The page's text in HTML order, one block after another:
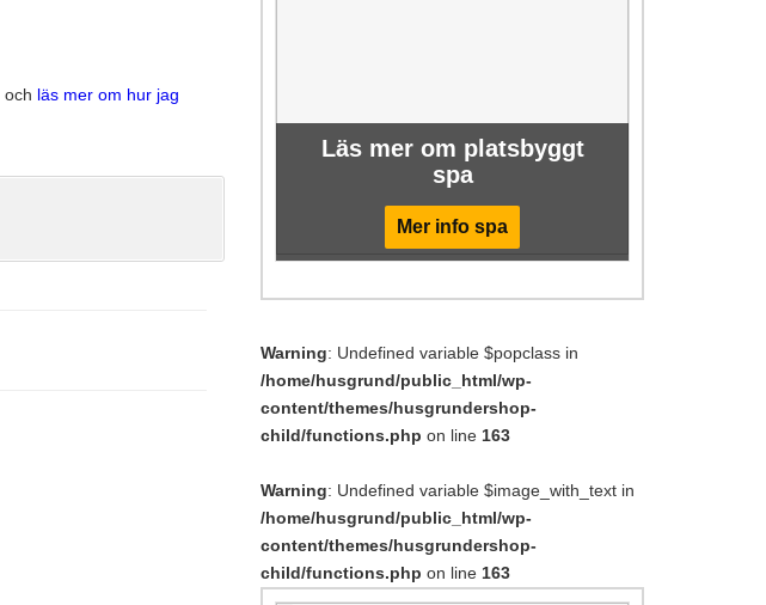
och läs mer om hur jag
Läs mer om platsbyggt
spa
Mer info spa
Warning: Undefined variable $popclass in
/home/husgrund/public_html/wp-
content/themes/husgrundershop-
child/functions.php on line 163
Warning: Undefined variable $image_with_text in
/home/husgrund/public_html/wp-
content/themes/husgrundershop-
child/functions.php on line 163